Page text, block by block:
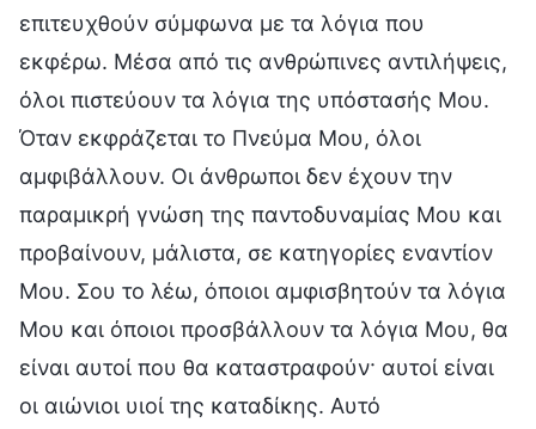
επιτευχθούν σύμφωνα με τα λόγια που
εκφέρω. Μέσα από τις ανθρώπινες αντιλήψεις,
όλοι πιστεύουν τα λόγια της υπόστασής Μου.
Όταν εκφράζεται το Πνεύμα Μου, όλοι
αμφιβάλλουν. Οι άνθρωποι δεν έχουν την
παραμικρή γνώση της παντοδυναμίας Μου και
προβαίνουν, μάλιστα, σε κατηγορίες εναντίον
Μου. Σου το λέω, όποιοι αμφισβητούν τα λόγια
Μου και όποιοι προσβάλλουν τα λόγια Μου, θα
είναι αυτοί που θα καταστραφούν· αυτοί είναι
οι αιώνιοι υιοί της καταδίκης. Αυτό